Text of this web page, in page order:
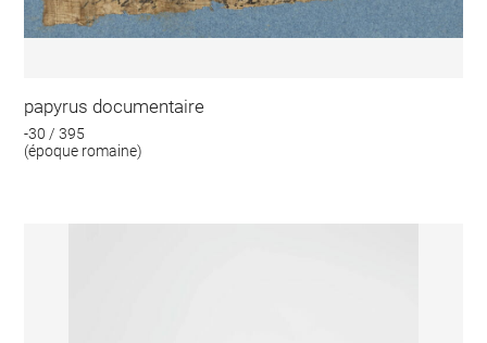
papyrus documentaire
-30 / 395
(époque romaine)